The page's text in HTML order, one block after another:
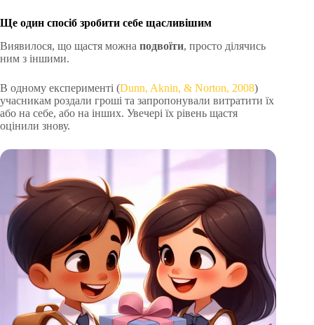
Ще один спосіб зробити себе щасливішим
Виявилося, що щастя можна подвоїти, просто ділячись
ним з іншими.
В одному експерименті (Dunn, Aknin, & Norton, 2008)
учасникам роздали гроші та запропонували витратити їх
або на себе, або на інших. Увечері їх рівень щастя
оцінили знову.